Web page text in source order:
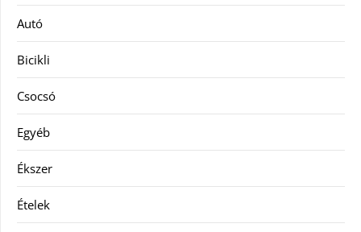
Autó
Bicikli
Csocsó
Egyéb
Ékszer
Ételek